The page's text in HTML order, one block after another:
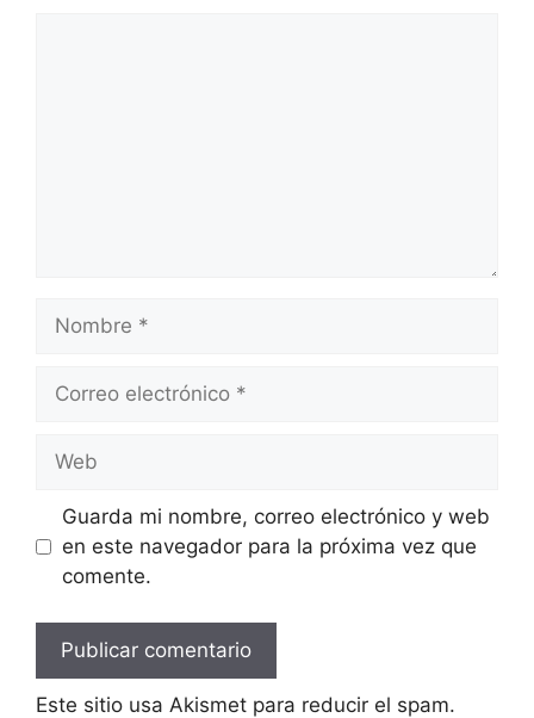
Nombre
Correo
Web
Guarda mi nombre, correo electrónico y web
en este navegador para la próxima vez que
comente.
Este sitio usa Akismet para reducir el spam.